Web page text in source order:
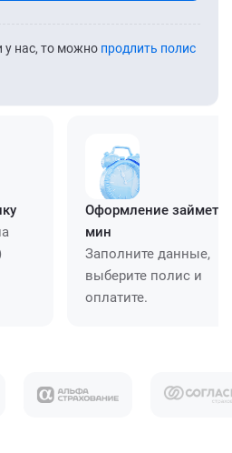
у нас, то можно продлить полис
Оформление займет
мин
Заполните данные,
выберите полис и
оплатите.